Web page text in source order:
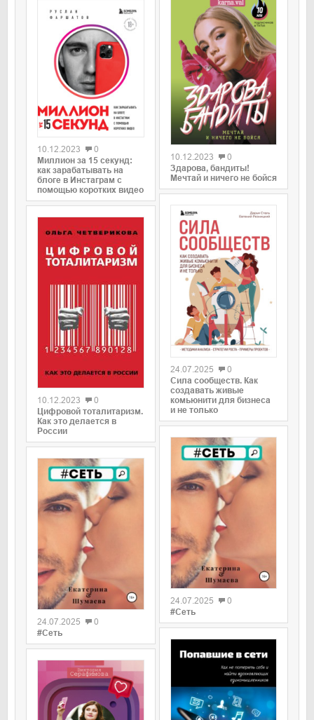
0
10.12.2023
0
Миллион за 15 секунд:
как зарабатывать на
блоге в Инстаграм с
помощью коротких видео
0
10.12.2023
0
Цифровой тоталитаризм.
Как это делается в
России
0
24.07.2025
0
#Сеть
10.12.2023
0
Здарова, бандиты!
Мечтай и ничего не бойся
0
24.07.2025
0
Сила сообществ. Как
создавать живые
комьюнити для бизнеса
и не только
0
24.07.2025
0
#Сеть